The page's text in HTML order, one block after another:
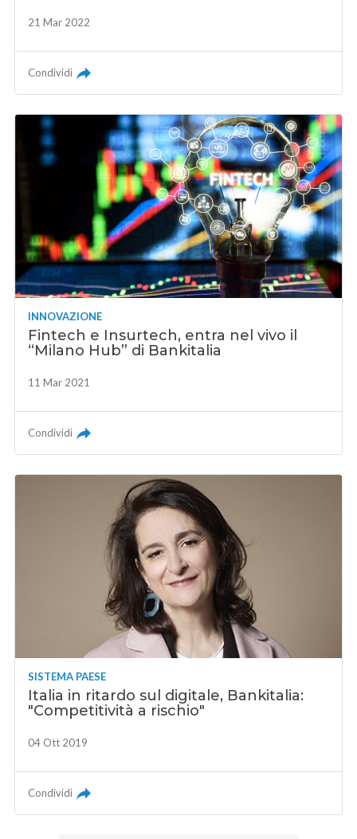
21 Mar 2022
Condividi
INNOVAZIONE
Fintech e Insurtech, entra nel vivo il
“Milano Hub” di Bankitalia
11 Mar 2021
Condividi
SISTEMA PAESE
Italia in ritardo sul digitale, Bankitalia:
"Competitività a rischio"
04 Ott 2019
Condividi